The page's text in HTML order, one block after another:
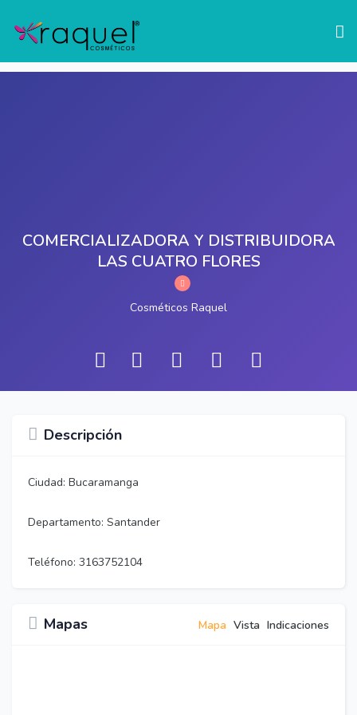
Mostrar Barra Lateral
COMERCIALIZADORA Y DISTRIBUIDORA
LAS CUATRO FLORES
Cosméticos Raquel
Descripción
Ciudad: Bucaramanga
Departamento: Santander
Teléfono: 3163752104
Mapas Mapa Vista Indicaciones